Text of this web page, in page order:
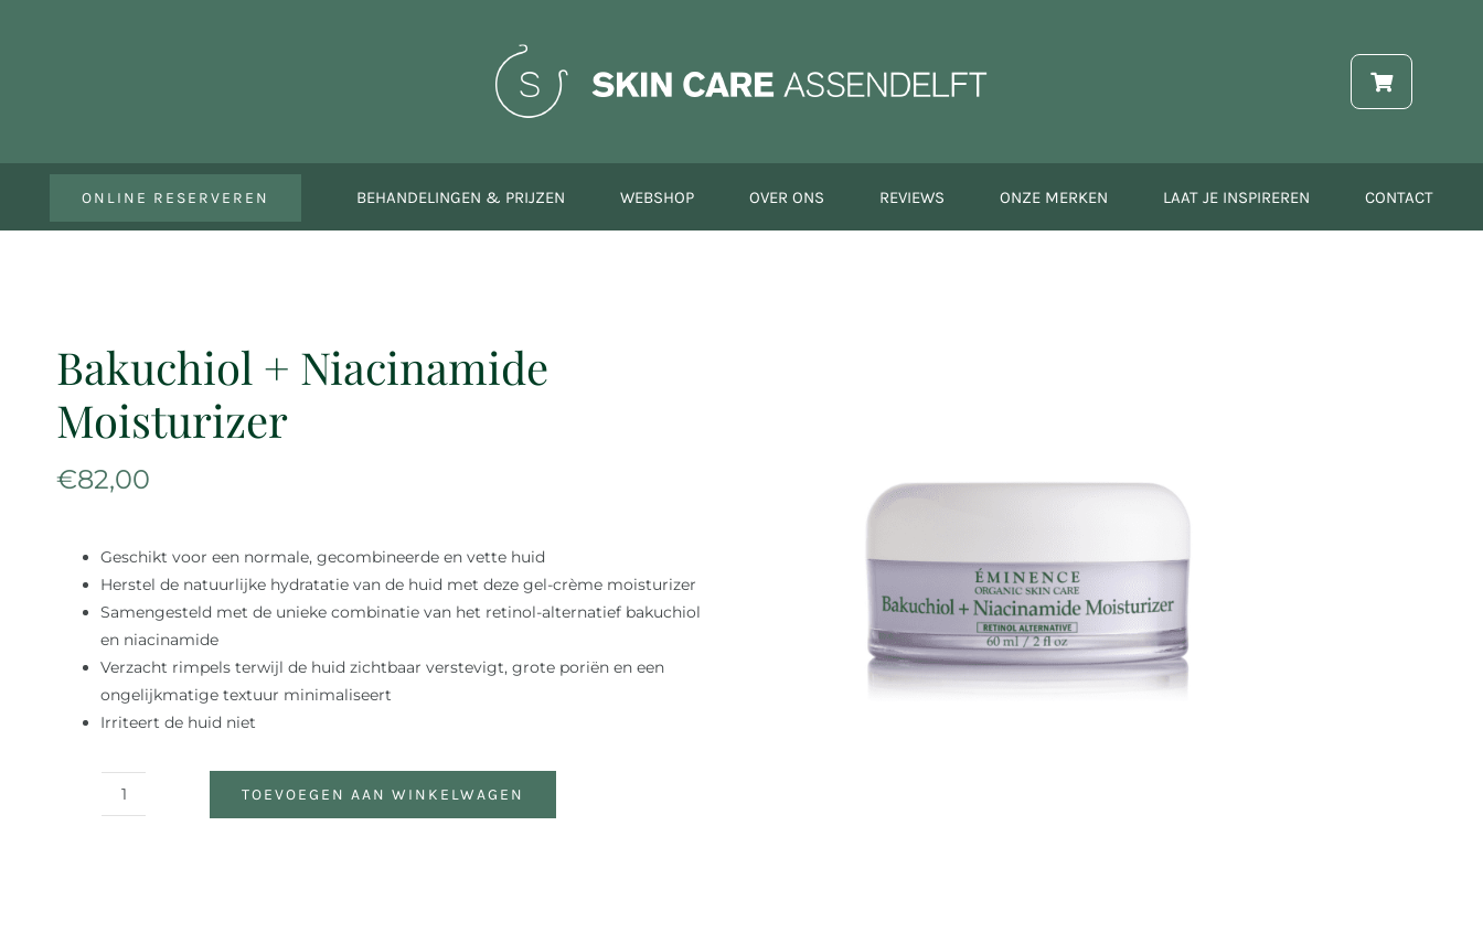
ONLINE RESERVEREN BEHANDELINGEN & PRIJZEN WEBSHOP OVER ONS REVIEWS ONZE MERKEN LAAT JE INSPIREREN CONTACT
Bakuchiol + Niacinamide
Moisturizer
€82,00
Geschikt voor een normale, gecombineerde en vette huid
Herstel de natuurlijke hydratatie van de huid met deze gel-crème moisturizer
Samengesteld met de unieke combinatie van het retinol-alternatief bakuchiol
en niacinamide
Verzacht rimpels terwijl de huid zichtbaar verstevigt, grote poriën en een
ongelijkmatige textuur minimaliseert
Irriteert de huid niet
Bakuchiol
TOEVOEGEN AAN WINKELWAGEN